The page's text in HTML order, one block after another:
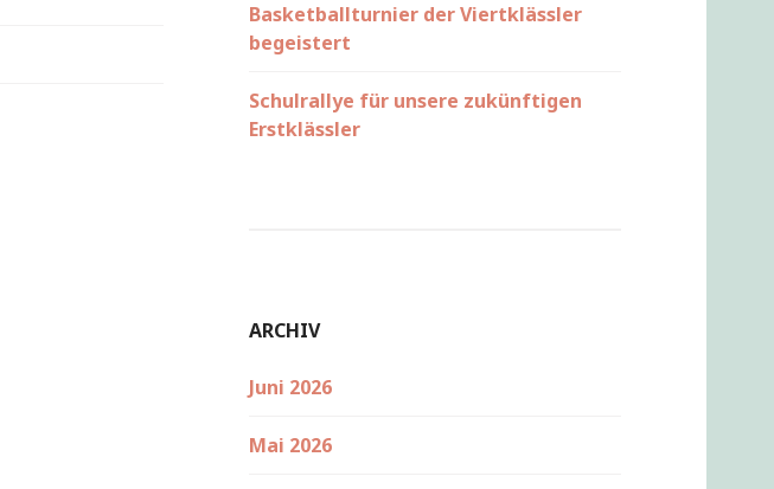
Basketballturnier der Viertklässler
begeistert
Schulrallye für unsere zukünftigen
Erstklässler
ARCHIV
Juni 2026
Mai 2026